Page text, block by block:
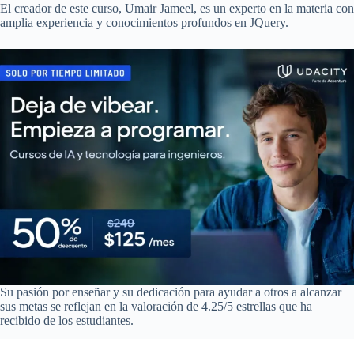
El creador de este curso, Umair Jameel, es un experto en la materia con
amplia experiencia y conocimientos profundos en JQuery.
Su pasión por enseñar y su dedicación para ayudar a otros a alcanzar
sus metas se reflejan en la valoración de 4.25/5 estrellas que ha
recibido de los estudiantes.